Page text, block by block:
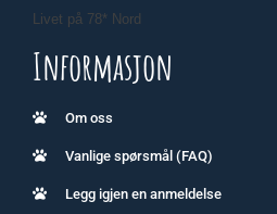
Livet på 78* Nord
Informasjon
Om oss
Vanlige spørsmål (FAQ)
Legg igjen en anmeldelse